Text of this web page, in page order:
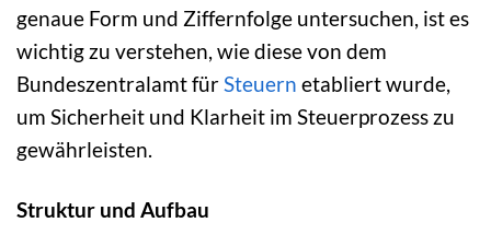
genaue Form und Ziffernfolge untersuchen, ist es
wichtig zu verstehen, wie diese von dem
Bundeszentralamt fürSteuern etabliert wurde,
um Sicherheit und Klarheit im Steuerprozess zu
gewährleisten.
Struktur und Aufbau